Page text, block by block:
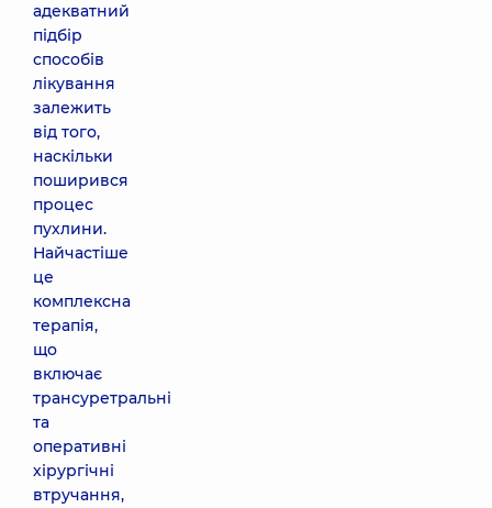
адекватний
підбір
способів
лікування
залежить
від того,
наскільки
поширився
процес
пухлини.
Найчастіше
це
комплексна
терапія,
що
включає
трансуретральні
та
оперативні
хірургічні
втручання,